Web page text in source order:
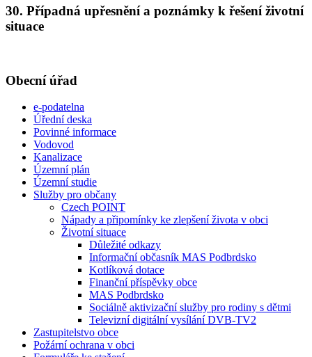
30. Případná upřesnění a poznámky k řešení životní
situace
Obecní úřad
e-podatelna
Úřední deska
Povinné informace
Vodovod
Kanalizace
Územní plán
Územní studie
Služby pro občany
Czech POINT
Nápady a připomínky ke zlepšení života v obci
Životní situace
Důležité odkazy
Informační občasník MAS Podbrdsko
Kotlíková dotace
Finanční příspěvky obce
MAS Podbrdsko
Sociálně aktivizační služby pro rodiny s dětmi
Televizní digitální vysílání DVB-TV2
Zastupitelstvo obce
Požární ochrana v obci